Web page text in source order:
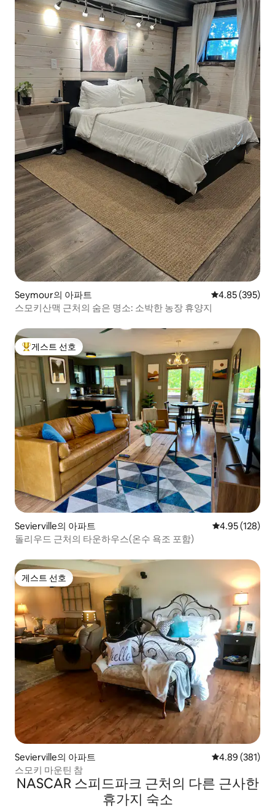
Seymour의 아파트 평점 4.85점(5
4.85 (395)
스모키산맥 근처의 숨은 명소: 소박한 농장 휴양지
상위 게스트 선호
게스트 선호
Sevierville의 아파트 평점 4.95점(5
4.95 (128)
돌리우드 근처의 타운하우스(온수 욕조 포함)
게스트 선호
게스트 선호
Sevierville의 아파트 평점 4.89점(5
4.89 (381)
스모키 마운틴 참
NASCAR 스피드파크 근처의 다른 근사한
휴가지 숙소